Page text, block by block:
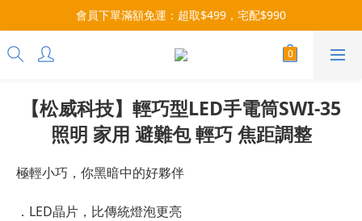
每月9號會員日，消費點數3倍送！把握機會，趕緊下單！
會員下單滿額免運：超取$499，宅配$990
07/28-08/31 爸氣一擊・限時開搶
【松威科技】輕巧型LED手電筒SWI-35
照明 家用 避難包 輕巧 焦距調整
極輕小巧，你黑暗中的好夥伴
．LED晶片，比傳統燈泡更亮